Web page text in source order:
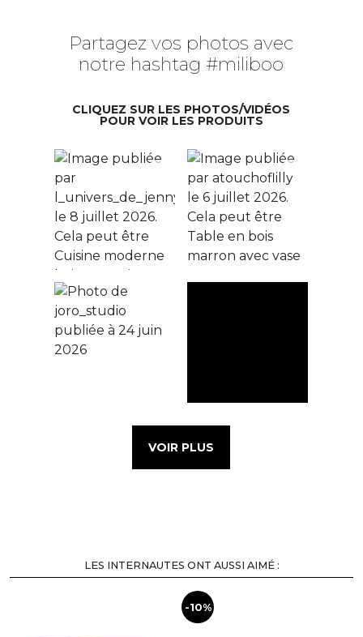
Partagez vos photos avec
notre hashtag #miliboo
CLIQUEZ SUR LES PHOTOS/VIDÉOS
POUR VOIR LES PRODUITS
VOIR PLUS
LES INTERNAUTES ONT AUSSI AIMÉ :
-10%